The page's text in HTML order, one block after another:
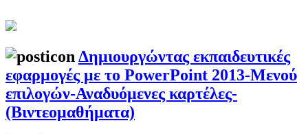
Δημιουργώντας εκπαιδευτικές
εφαρμογές με το PowerPoint 2013-Μενού
επιλογών-Αναδυόμενες καρτέλες-
(Βιντεομαθήματα)